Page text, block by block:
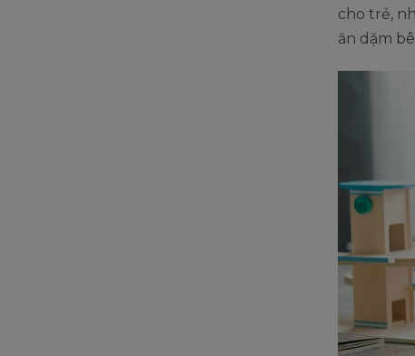
cho trẻ,
ăn dặm